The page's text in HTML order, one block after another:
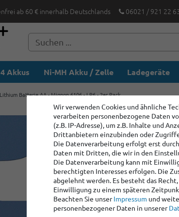
ab 60 € innerhalb Deutschlands 06021 / 921 22
Akkus Ni-MH Akku / Zelle Ladegeräte
Batterie AA - Mignon 6106 - LR6 - 2er Pack
Wir verwenden Cookies und ähnliche
verarbeiten personenbezogene Daten
(z.B. IP-Adresse), um z.B. Inhalte und
Drittanbietern einzubinden oder
Die Datenverarbeitung erfolgt erst
Daten mit Dritten, die wir in den
Die Datenverarbeitung kann mit
berechtigten Interesses erfolgen. Die
abgelehnt werden. Es besteht das
Einwilligung zu einem späteren
Beachten Sie unserImpressum und
personenbezogener Daten in unserer